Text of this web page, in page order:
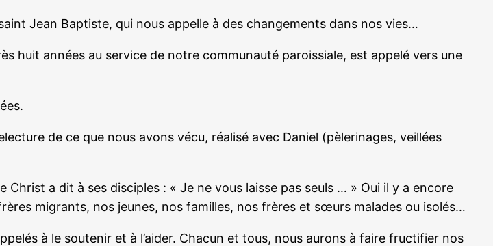
Jean Baptiste, qui nous appelle à des changements dans nos vies…
huit années au service de notre communauté paroissiale, est appelé vers une
de ce que nous avons vécu, réalisé avec Daniel (pèlerinages, veillées
a dit à ses disciples : « Je ne vous laisse pas seuls … » Oui il y a encore
migrants, nos jeunes, nos familles, nos frères et sœurs malades ou isolés…
à le soutenir et à l’aider. Chacun et tous, nous aurons à faire fructifier nos